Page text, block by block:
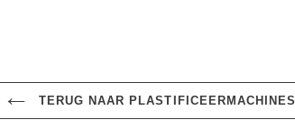
TERUG NAAR PLASTIFICEERMACHINES